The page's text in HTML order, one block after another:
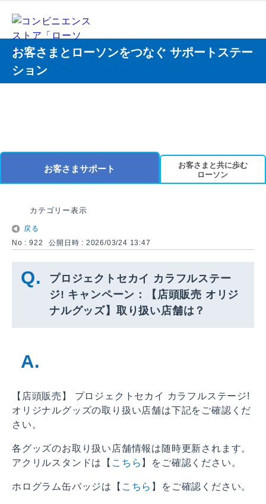
お客さまとローソンをつなぐ サポートステー
ション
お客さまサポート
お客さまと共に歩む
ローソン
カテゴリー表示
戻る
No : 922
公開日時 : 2026/03/24 13:47
プロジェクトセカイ カラフルステー
ジ! キャンペーン：【店頭販売 オリジ
ナルグッズ】取り扱い店舗は？
【店頭販売】 プロジェクトセカイ カラフルステージ!
オリジナルグッズの取り扱い店舗は下記をご確認くだ
さい。
各グッズのお取り扱い店舗情報は随時更新されます。
アクリルスタンドは【 こちら 】をご確認ください。
ホログラム缶バッジは【 こちら 】をご確認ください。